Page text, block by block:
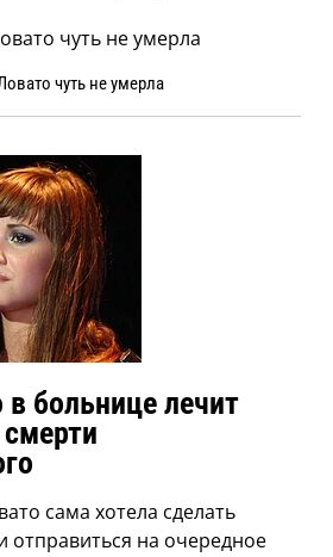
чуть не умерла
больнице лечит
сама хотела сделать
отправиться на очередное